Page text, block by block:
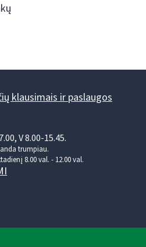
klausimais ir paslaugos
V 8.00-15.45.
trumpiau.
8.00 val. - 12.00 val.